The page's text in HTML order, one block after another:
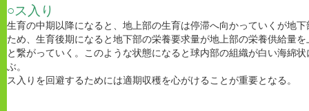
○ス入り
生育の中期以降になると、地上部の生育は停滞へ向かっていくが地
ため、生育後期になると地下部の栄養要求量が地上部の栄養供給量
と繋がっていく。このような状態になると球内部の組織が白い海綿
ぶ。
ス入りを回避するためには適期収穫を心がけることが重要となる。